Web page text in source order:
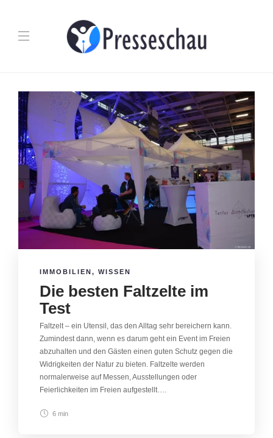
IMMOBILIEN, WISSEN
Die besten Faltzelte im
Test
Faltzelt – ein Utensil, das den Alltag sehr bereichern kann.
Zumindest dann, wenn es darum geht ein Event im Freien
abzuhalten und den Gästen einen guten Schutz gegen die
Widrigkeiten der Natur zu bieten. Faltzelte werden
normalerweise auf Messen, Ausstellungen oder
Feierlichkeiten im Freien aufgestellt….
6 min